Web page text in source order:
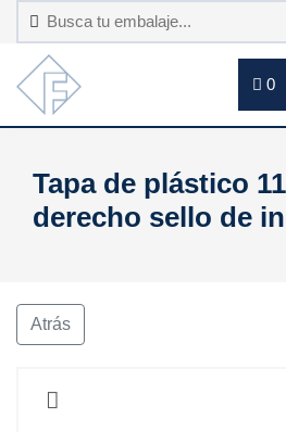
0
Tapa de plástico
derecho sello de
Atrás